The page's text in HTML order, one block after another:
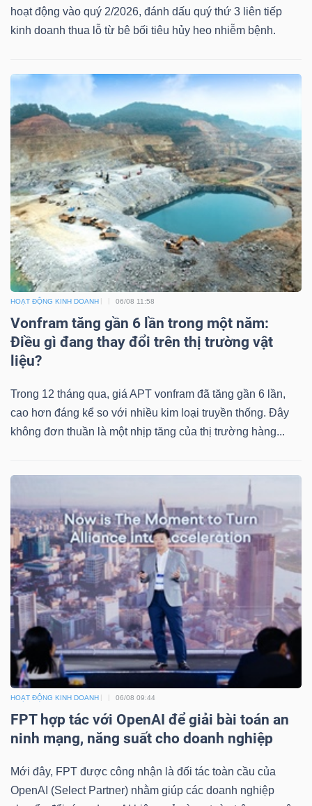
hoạt động vào quý 2/2026, đánh dấu quý thứ 3 liên tiếp
kinh doanh thua lỗ từ bê bối tiêu hủy heo nhiễm bệnh.
HOẠT ĐỘNG KINH DOANH 06/08 11:58
Vonfram tăng gần 6 lần trong một năm:
Điều gì đang thay đổi trên thị trường vật
liệu?
Trong 12 tháng qua, giá APT vonfram đã tăng gần 6 lần,
cao hơn đáng kể so với nhiều kim loại truyền thống. Đây
không đơn thuần là một nhịp tăng của thị trường hàng...
HOẠT ĐỘNG KINH DOANH 06/08 09:44
FPT hợp tác với OpenAI để giải bài toán an
ninh mạng, năng suất cho doanh nghiệp
Mới đây, FPT được công nhận là đối tác toàn cầu của
OpenAI (Select Partner) nhằm giúp các doanh nghiệp
Lãnh
đạo
Tất cả Người nội bộ Người liên quan Cổ đông lớn
Tin
tức
(-)
Bài
viết
của
tác
giả
(-)
Báo
cáo
phân
tích
(-)
Thuật
(-)
Dịch
vụ
(-)
Đào
tạo
chính